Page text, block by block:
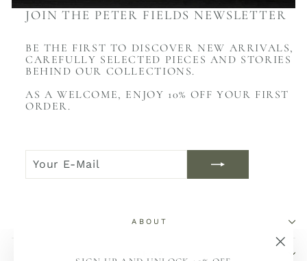
JOIN THE PETER FIELDS NEWSLETTER
BE THE FIRST TO DISCOVER NEW ARRIVALS,
CAREFULLY SELECTED PIECES AND STORIES
BEHIND OUR COLLECTIONS.
AS A WELCOME, ENJOY 10% OFF YOUR FIRST
ORDER.
E-
MAIL
NOW
ABOUT